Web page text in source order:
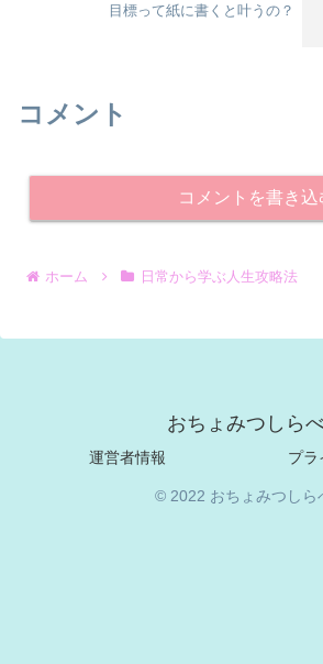
目標って紙に書くと叶うの？
コメント
コメントを書き込
ホーム 日常から学ぶ人生攻略法
おちょみつしら
運営者情報 プラ
© 2022 おちょみつしら